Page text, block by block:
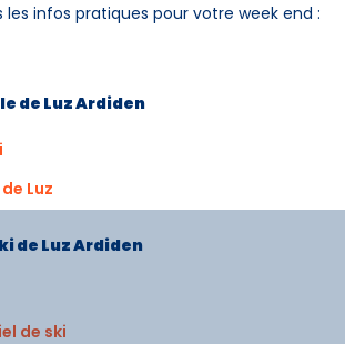
infos pratiques pour votre week end :
de Luz Ardiden
Luz
de Luz Ardiden
de ski